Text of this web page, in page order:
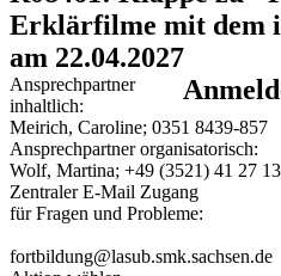
Erklärfilme mit dem
am 22.04.2027
Ansprechpartner
inhaltlich:
Meirich, Caroline; 0351 8439-857
Ansprechpartner organisatorisch:
Wolf, Martina; +49 (3521) 41 27 13
Zentraler E-Mail Zugang
für Fragen und Probleme:
fortbildung@lasub.smk.sachsen.de